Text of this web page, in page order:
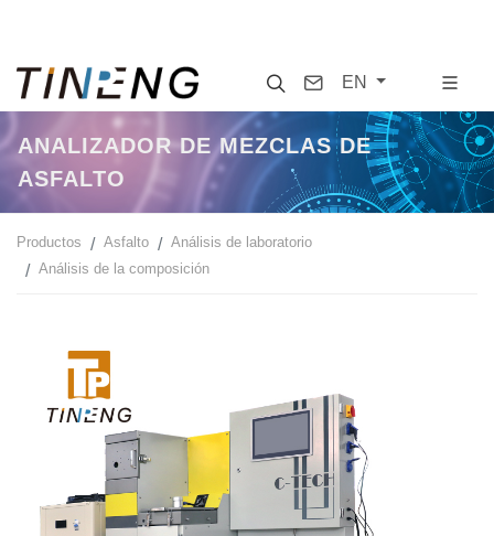
SearchContact
EN
ANALIZADOR DE MEZCLAS DE
ASFALTO
Productos Asfalto
Análisis de laboratorio
Análisis de la composición